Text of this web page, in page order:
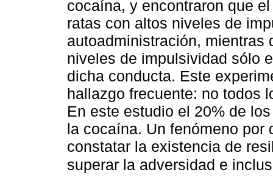
cocaína, y encontraron que
ratas con altos niveles de
autoadministración, mientras
niveles de impulsividad sólo
dicha conducta. Este
hallazgo frecuente: no todos
En este estudio el 20% de
la cocaína. Un fenómeno por
constatar la existencia de
superar la adversidad e